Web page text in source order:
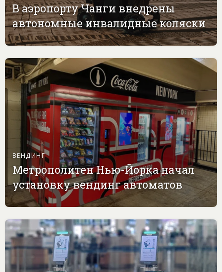
В аэропорту Чанги внедрены
автономные инвалидные коляски
ВЕНДИНГ
Метрополитен Нью-Йорка начал
установку вендинг автоматов